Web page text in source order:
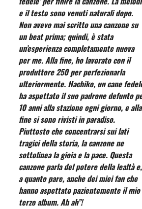
e il testo sono venuti naturali dopo.
Non avevo mai scritto una canzone su
un beat prima; quindi, è stata
un’esperienza completamente nuova
per me. Alla fine, ho lavorato con il
produttore 250 per perfezionarla
ulteriormente. Hachiko, un cane
ha aspettato il suo padrone defunto
10 anni alla stazione ogni giorno, e alla
fine si sono rivisti in paradiso.
Piuttosto che concentrarsi sui lati
tragici della storia, la canzone ne
sottolinea la gioia e la pace. Questa
canzone parla del potere della lealtà e,
a quanto pare, anche dei miei fan che
hanno aspettato pazientemente il mio
terzo album. Ah ah”!